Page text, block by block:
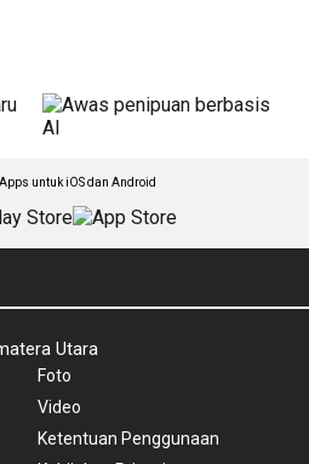
Inflasi di Sumut sebesar
4,20 persen, emas menjadi
Senin, 3 Agustus 2026